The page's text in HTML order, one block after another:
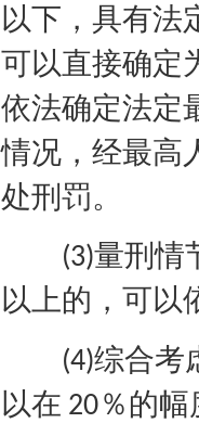
以下，具有法
可以直接确定
依法确定法定
情况，经最高
处刑罚。
(3)量刑情
以上的，可以
(4)综合考
以在 20％的